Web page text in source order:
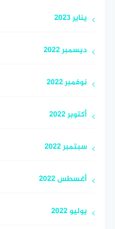
يناير 2023
ديسمبر 2022
نوفمبر 2022
أكتوبر 2022
سبتمبر 2022
أغسطس 2022
يوليو 2022